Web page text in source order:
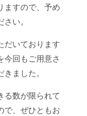
ますので、予め
い。
だいております
今回もご用意さ
ました。
る数が限られて
で、ぜひともお